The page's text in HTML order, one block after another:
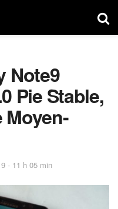
Note9
Pie Stable,
- 11 h 05 min